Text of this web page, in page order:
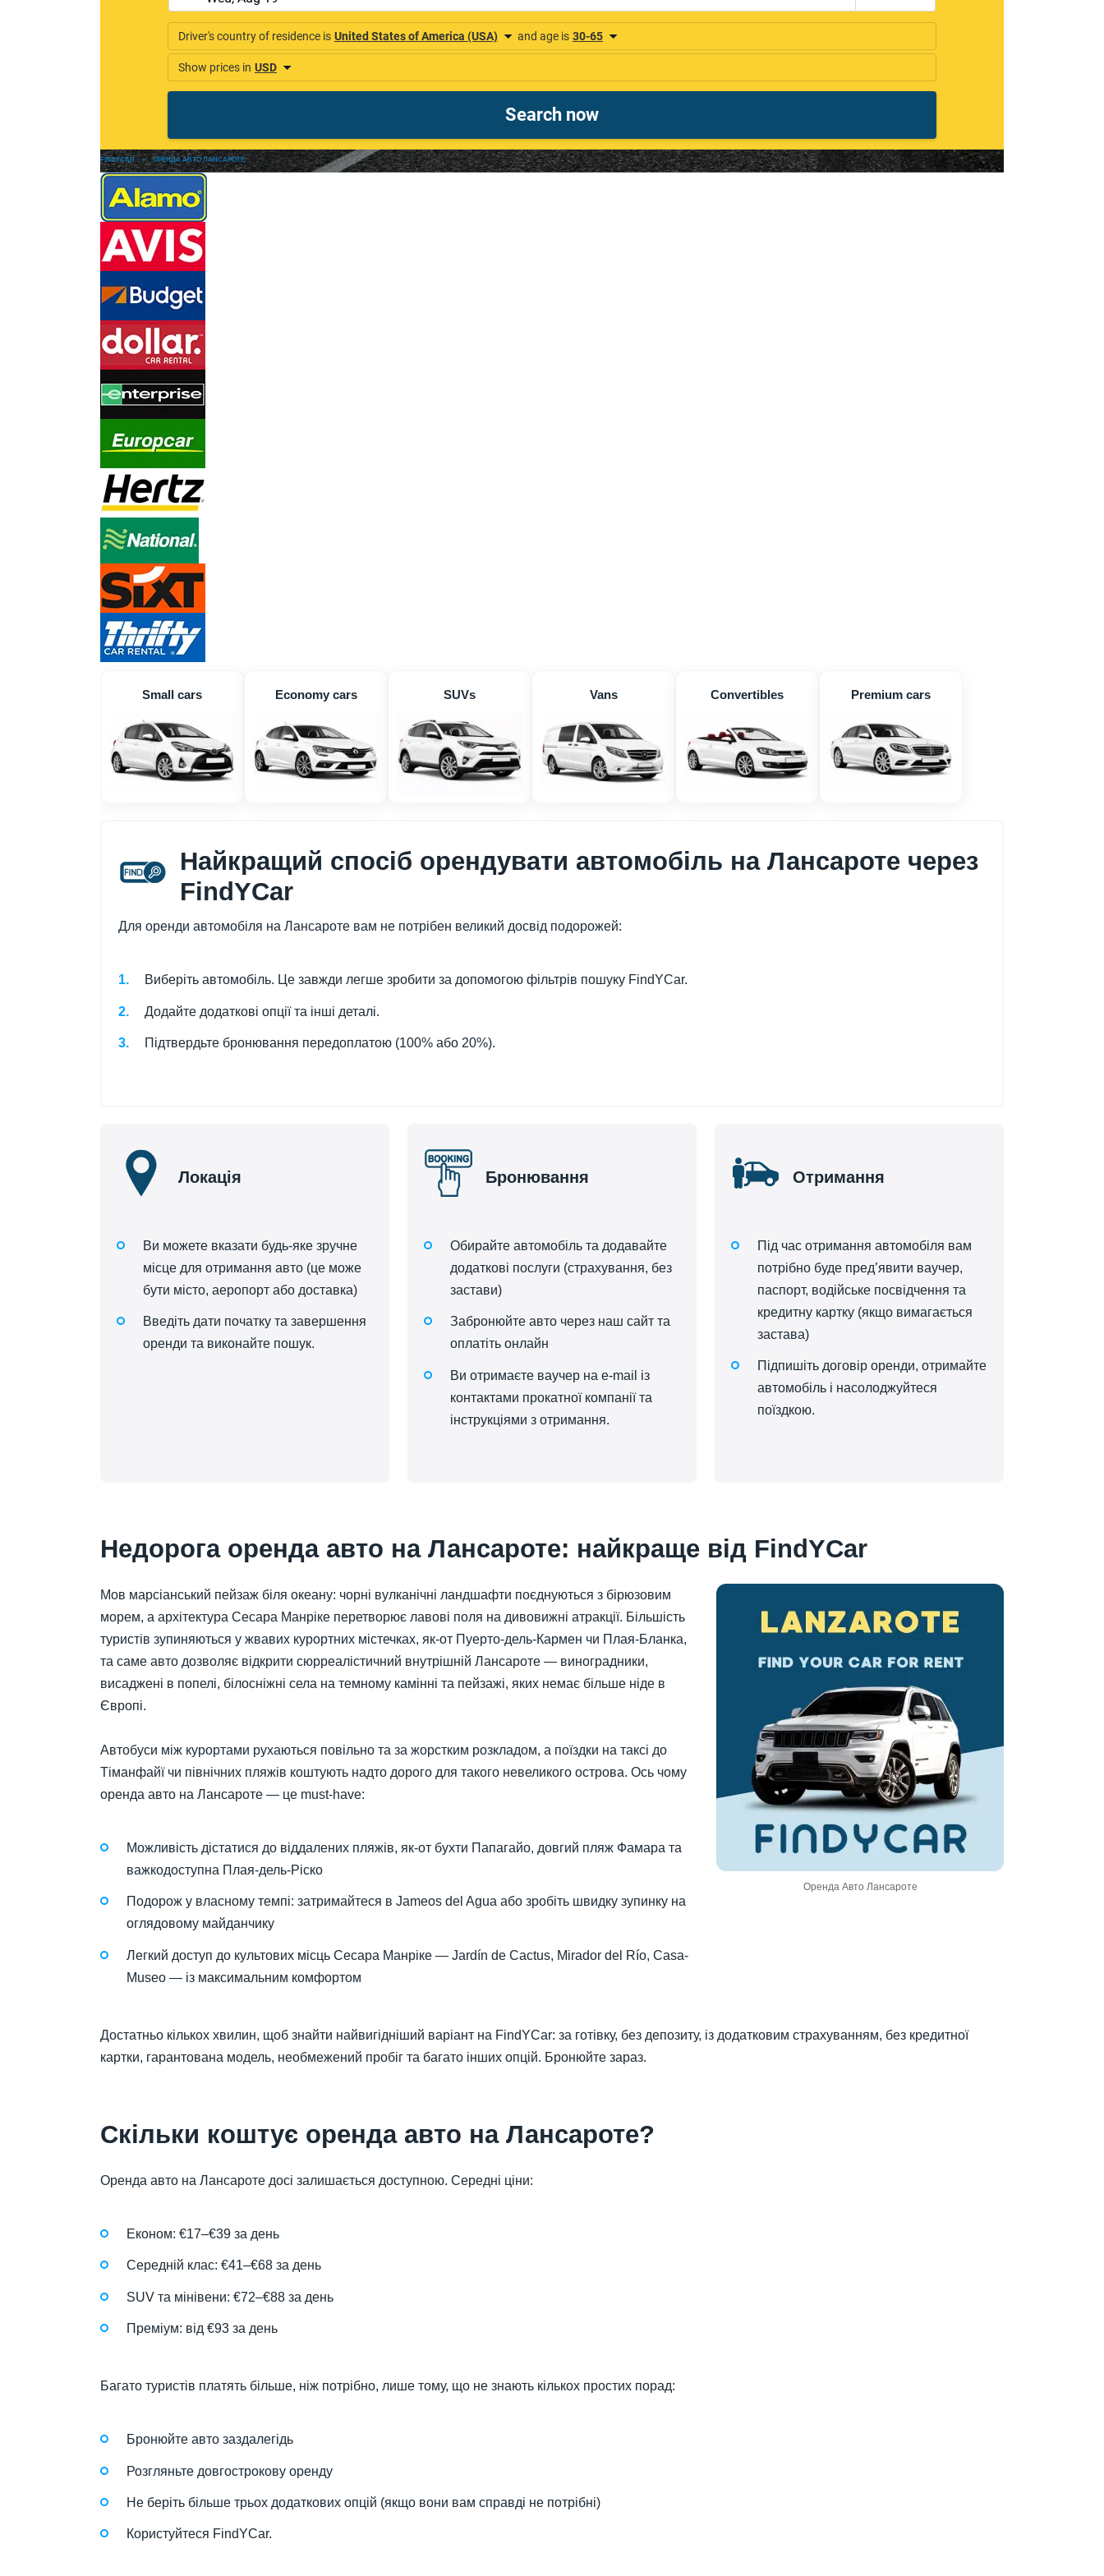
FINDYCAR » ОРЕНДА АВТО ЛАНСАРОТЕ
Small cars Economy cars SUVs Vans Convertibles Premium cars
Найкращий спосіб орендувати автомобіль на Лансароте через
FindYCar
Для оренди автомобіля на Лансароте вам не потрібен великий досвід подорожей:
Виберіть автомобіль. Це завжди легше зробити за допомогою фільтрів пошуку FindYCar.
Додайте додаткові опції та інші деталі.
Підтвердьте бронювання передоплатою (100% або 20%).
Локація
Ви можете вказати будь-яке зручне
місце для отримання авто (це може
бути місто, аеропорт або доставка)
Введіть дати початку та завершення
оренди та виконайте пошук.
Бронювання
Обирайте автомобіль та додавайте
додаткові послуги (страхування, без
застави)
Забронюйте авто через наш сайт та
оплатіть онлайн
Ви отримаєте ваучер на e-mail із
контактами прокатної компанії та
інструкціями з отримання.
Отримання
Під час отримання автомобіля вам
потрібно буде пред’явити ваучер,
паспорт, водійське посвідчення та
кредитну картку (якщо вимагається
застава)
Підпишіть договір оренди, отримайте
автомобіль і насолоджуйтеся
поїздкою.
Недорога оренда авто на Лансароте: найкраще від FindYCar
Оренда Авто Лансароте
Мов марсіанський пейзаж біля океану: чорні вулканічні ландшафти поєднуються з бірюзовим
морем, а архітектура Сесара Манріке перетворює лавові поля на дивовижні атракції. Більшість
туристів зупиняються у жвавих курортних містечках, як-от Пуерто-дель-Кармен чи Плая-Бланка,
та саме авто дозволяє відкрити сюрреалістичний внутрішній Лансароте — виноградники,
висаджені в попелі, білосніжні села на темному камінні та пейзажі, яких немає більше ніде в
Європі.
Автобуси між курортами рухаються повільно та за жорстким розкладом, а поїздки на таксі до
Тіманфайї чи північних пляжів коштують надто дорого для такого невеликого острова. Ось чому
оренда авто на Лансароте — це must-have:
Можливість дістатися до віддалених пляжів, як-от бухти Папагайо, довгий пляж Фамара та
важкодоступна Плая-дель-Ріско
Подорож у власному темпі: затримайтеся в Jameos del Agua або зробіть швидку зупинку на
оглядовому майданчику
Легкий доступ до культових місць Сесара Манріке — Jardín de Cactus, Mirador del Río, Casa-
Museo — із максимальним комфортом
Достатньо кількох хвилин, щоб знайти найвигідніший варіант на FindYCar: за готівку, без депозиту, із додатковим страхуванням, без кредитної
картки, гарантована модель, необмежений пробіг та багато інших опцій. Бронюйте зараз.
Скільки коштує оренда авто на Лансароте?
Оренда авто на Лансароте досі залишається доступною. Середні ціни:
Економ: €17–€39 за день
Середній клас: €41–€68 за день
SUV та мінівени: €72–€88 за день
Преміум: від €93 за день
Багато туристів платять більше, ніж потрібно, лише тому, що не знають кількох простих порад:
Бронюйте авто заздалегідь
Розгляньте довгострокову оренду
Не беріть більше трьох додаткових опцій (якщо вони вам справді не потрібні)
Користуйтеся FindYCar.